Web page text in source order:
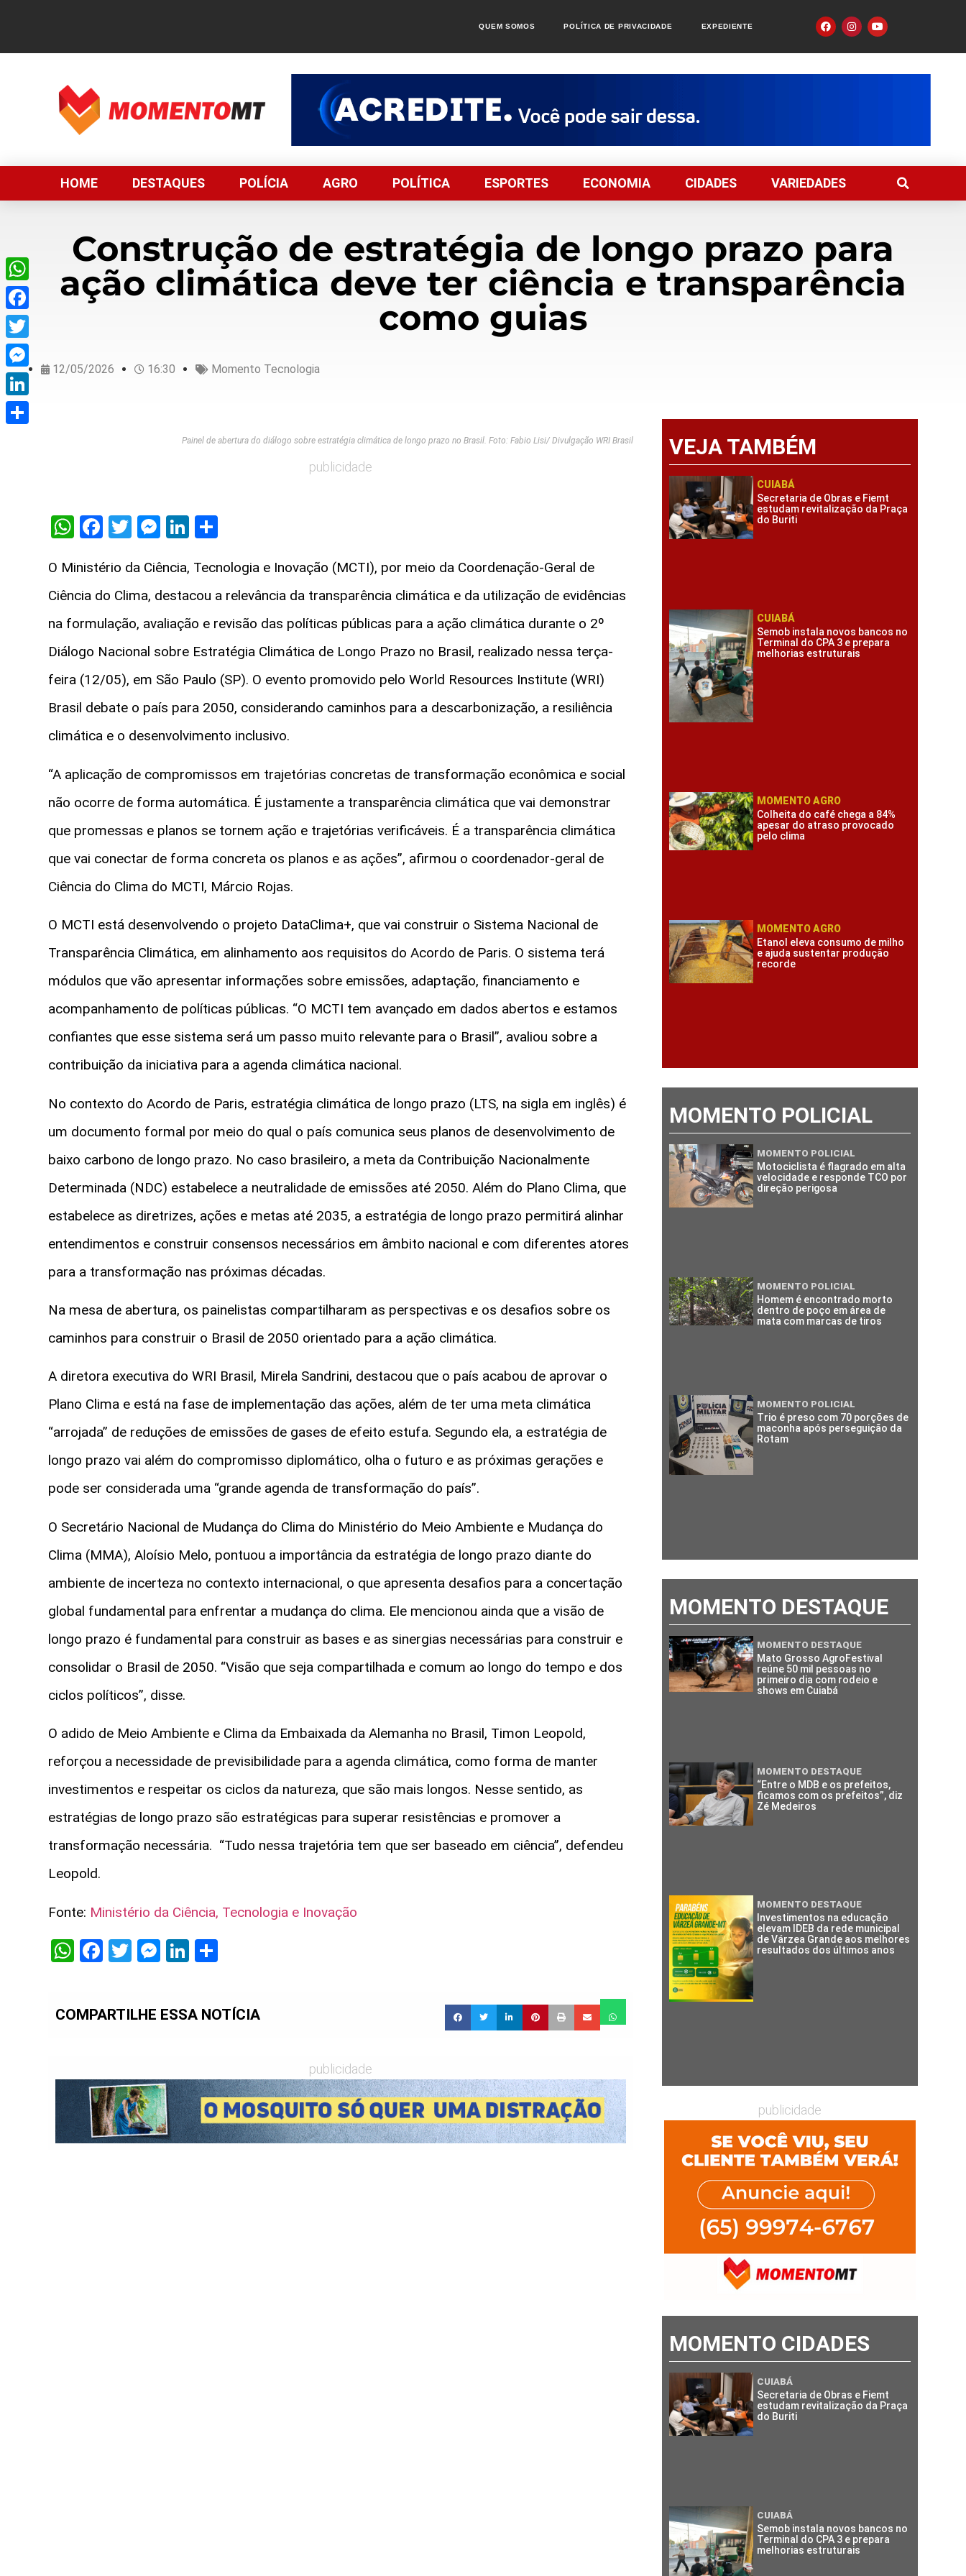
QUEM SOMOS POLÍTICA DE PRIVACIDADE EXPEDIENTE
HOME DESTAQUES POLÍCIA AGRO POLÍTICA ESPORTES ECONOMIA CIDADES VARIEDADES
Construção de estratégia de longo prazo para
ação climática deve ter ciência e transparência
como guias
12/05/2026 16:30 Momento Tecnologia
Painel de abertura do diálogo sobre estratégia climática de longo prazo no Brasil. Foto: Fabio Lisi/ Divulgação WRI Brasil
publicidade
WhatsApp
Facebook
TwitterMessenger
LinkedIn
O Ministério da Ciência, Tecnologia e Inovação (MCTI), por meio da Coordenação-Geral de
Ciência do Clima, destacou a relevância da transparência climática e da utilização de evidências
na formulação, avaliação e revisão das políticas públicas para a ação climática durante o 2º
Diálogo Nacional sobre Estratégia Climática de Longo Prazo no Brasil, realizado nessa terça-
feira (12/05), em São Paulo (SP). O evento promovido pelo World Resources Institute (WRI)
Brasil debate o país para 2050, considerando caminhos para a descarbonização, a resiliência
climática e o desenvolvimento inclusivo.
“A aplicação de compromissos em trajetórias concretas de transformação econômica e social
não ocorre de forma automática. É justamente a transparência climática que vai demonstrar
que promessas e planos se tornem ação e trajetórias verificáveis. É a transparência climática
que vai conectar de forma concreta os planos e as ações”, afirmou o coordenador-geral de
Ciência do Clima do MCTI, Márcio Rojas.
O MCTI está desenvolvendo o projeto DataClima+, que vai construir o Sistema Nacional de
Transparência Climática, em alinhamento aos requisitos do Acordo de Paris. O sistema terá
módulos que vão apresentar informações sobre emissões, adaptação, financiamento e
acompanhamento de políticas públicas. “O MCTI tem avançado em dados abertos e estamos
confiantes que esse sistema será um passo muito relevante para o Brasil”, avaliou sobre a
contribuição da iniciativa para a agenda climática nacional.
No contexto do Acordo de Paris, estratégia climática de longo prazo (LTS, na sigla em inglês) é
um documento formal por meio do qual o país comunica seus planos de desenvolvimento de
baixo carbono de longo prazo. No caso brasileiro, a meta da Contribuição Nacionalmente
Determinada (NDC) estabelece a neutralidade de emissões até 2050. Além do Plano Clima, que
estabelece as diretrizes, ações e metas até 2035, a estratégia de longo prazo permitirá alinhar
entendimentos e construir consensos necessários em âmbito nacional e com diferentes atores
para a transformação nas próximas décadas.
Na mesa de abertura, os painelistas compartilharam as perspectivas e os desafios sobre os
caminhos para construir o Brasil de 2050 orientado para a ação climática.
A diretora executiva do WRI Brasil, Mirela Sandrini, destacou que o país acabou de aprovar o
Plano Clima e está na fase de implementação das ações, além de ter uma meta climática
“arrojada” de reduções de emissões de gases de efeito estufa. Segundo ela, a estratégia de
longo prazo vai além do compromisso diplomático, olha o futuro e as próximas gerações e
pode ser considerada uma “grande agenda de transformação do país”.
O Secretário Nacional de Mudança do Clima do Ministério do Meio Ambiente e Mudança do
Clima (MMA), Aloísio Melo, pontuou a importância da estratégia de longo prazo diante do
ambiente de incerteza no contexto internacional, o que apresenta desafios para a concertação
global fundamental para enfrentar a mudança do clima. Ele mencionou ainda que a visão de
longo prazo é fundamental para construir as bases e as sinergias necessárias para construir e
consolidar o Brasil de 2050. “Visão que seja compartilhada e comum ao longo do tempo e dos
ciclos políticos”, disse.
O adido de Meio Ambiente e Clima da Embaixada da Alemanha no Brasil, Timon Leopold,
reforçou a necessidade de previsibilidade para a agenda climática, como forma de manter
investimentos e respeitar os ciclos da natureza, que são mais longos. Nesse sentido, as
estratégias de longo prazo são estratégicas para superar resistências e promover a
transformação necessária. “Tudo nessa trajetória tem que ser baseado em ciência”, defendeu
Leopold.
Fonte: Ministério da Ciência, Tecnologia e Inovação
WhatsApp
Facebook
Twitter
Messenger
LinkedIn
COMPARTILHE ESSA NOTÍCIA
publicidade
VEJA TAMBÉM
CUIABÁ
Secretaria de Obras e Fiemt
estudam revitalização da Praça
do Buriti
CUIABÁ
Semob instala novos bancos no
Terminal do CPA 3 e prepara
melhorias estruturais
MOMENTO AGRO
Colheita do café chega a 84%
apesar do atraso provocado
pelo clima
MOMENTO AGRO
Etanol eleva consumo de milho
e ajuda sustentar produção
recorde
MOMENTO POLICIAL
MOMENTO POLICIAL
Motociclista é flagrado em alta
velocidade e responde TCO por
direção perigosa
MOMENTO POLICIAL
Homem é encontrado morto
dentro de poço em área de
mata com marcas de tiros
MOMENTO POLICIAL
Trio é preso com 70 porções de
maconha após perseguição da
Rotam
MOMENTO DESTAQUE
MOMENTO DESTAQUE
Mato Grosso AgroFestival
reúne 50 mil pessoas no
primeiro dia com rodeio e
shows em Cuiabá
MOMENTO DESTAQUE
“Entre o MDB e os prefeitos,
ficamos com os prefeitos”, diz
Zé Medeiros
MOMENTO DESTAQUE
Investimentos na educação
elevam IDEB da rede municipal
de Várzea Grande aos melhores
resultados dos últimos anos
publicidade
MOMENTO CIDADES
CUIABÁ
Secretaria de Obras e Fiemt
estudam revitalização da Praça
do Buriti
CUIABÁ
Semob instala novos bancos no
Terminal do CPA 3 e prepara
melhorias estruturais
WhatsApp
Facebook
Twitter
Messenger
LinkedIn